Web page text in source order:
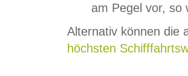
am Pegel vor,
Alternativ können die
höchsten